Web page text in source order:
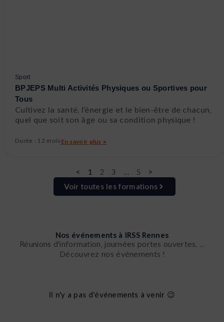
Sport
BPJEPS Multi Activités Physiques ou Sportives pour
Tous
Cultivez la santé, l’énergie et le bien-être de chacun,
quel que soit son âge ou sa condition physique !
Durée : 12 mois En savoir plus >
< 1 2 3 … 5
>
Voir toutes les formations
Nos événements à IRSS Rennes
Réunions d'information, journées portes ouvertes, ...
Découvrez nos événements !
Il n'y a pas d'événements à venir 😉